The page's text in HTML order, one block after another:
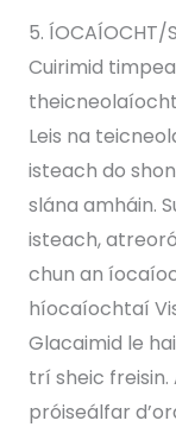
5. ÍOCAÍOCHT/
Cuirimid
Leis na
isteach do
slána amháin.
isteach,
chun an
híocaíochtaí
Glacaimid le
trí sheic
próiseálfar